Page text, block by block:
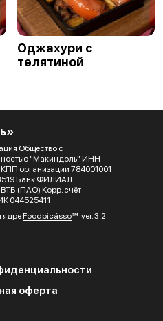
Оджахури с
телятиной
Общество с
"Макиндоль" ИНН
организации 784001001
Банк ФИЛИАЛ
(ПАО) Корр. счёт
044525411
ядреFoodpicássover. 3.2
оферта